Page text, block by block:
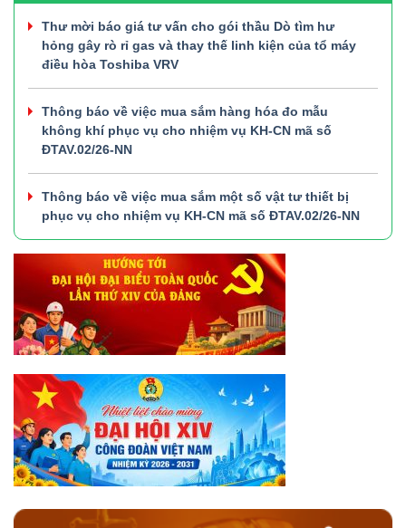
Thư mời báo giá tư vấn cho gói thầu Dò tìm hư
hỏng gây rò rỉ gas và thay thế linh kiện của tổ máy
điều hòa Toshiba VRV
Thông báo về việc mua sắm hàng hóa đo mẫu
không khí phục vụ cho nhiệm vụ KH-CN mã số
ĐTAV.02/26-NN
Thông báo về việc mua sắm một số vật tư thiết bị
phục vụ cho nhiệm vụ KH-CN mã số ĐTAV.02/26-NN